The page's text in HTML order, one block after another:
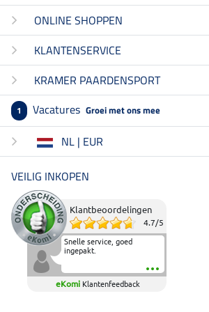
ONLINE SHOPPEN
KLANTENSERVICE
KRAMER PAARDENSPORT
1 Vacatures Groei met ons mee
NL | EUR
VEILIG INKOPEN
Klantbeoordelingen
4.7/5
Snelle service, goed
ingepakt.
eKomi Klantenfeedback